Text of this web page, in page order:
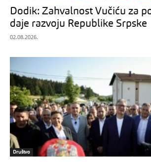
Dodik: Zahvalnost Vučiću za
daje razvoju Republike Srpske
02.08.2026.
Društvo